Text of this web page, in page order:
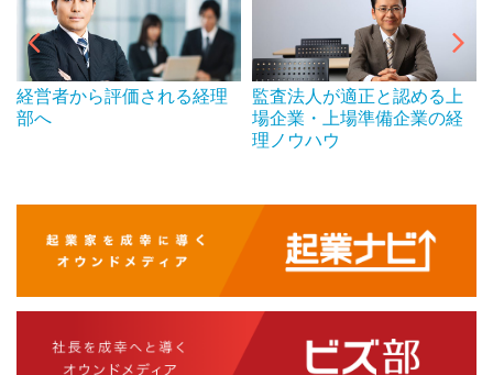
経営者から評価される経理
部へ
監査法人が適正と認める上
場企業・上場準備企業の経
理ノウハウ